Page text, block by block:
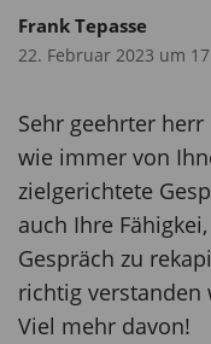
Frank Tepasse
22. Februar 2023 um
Sehr geehrter herr
wie immer von
zielgerichtete
auch Ihre
Gespräch zu
richtig verstanden
Viel mehr davon!